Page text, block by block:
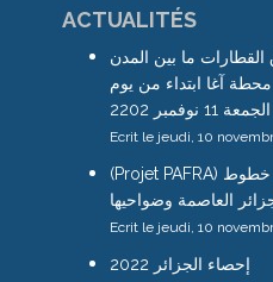
ACTUALITÉS
ما بين المدن
آغا ابتداء من يوم
الجمعة 11 نوفمبر 2202
Ecrit le jeudi, 10
(Projet PAFRA) أشغال برنامج تهيئة وتجديد خطوط
العاصمة وضواحيها
Ecrit le jeudi, 10
إحصاء الجزائر 2022